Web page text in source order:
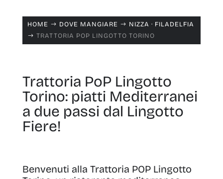
HOME $ DOVE MANGIARE $ NIZZA · FILADELFIA
$ TRATTORIA POP LINGOTTO TORINO
Trattoria PoP Lingotto
Torino: piatti Mediterranei
a due passi dal Lingotto
Fiere!
Benvenuti alla Trattoria POP Lingotto